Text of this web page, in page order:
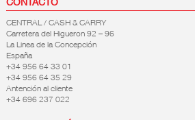
CONTACTO
CENTRAL / CASH & CARRY
Carretera del Higueron 92 – 96
La Linea de la Concepción
España
+34 956 64 33 01
+34 956 64 35 29
Antención al cliente
+34 696 237 022